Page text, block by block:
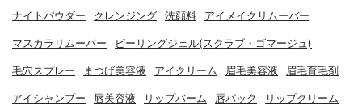
ナイトパウダー クレンジング 洗顔料 アイメイクリムーバー
マスカラリムーバー ピーリングジェル(スクラブ・ゴマージュ)
毛穴スプレー まつげ美容液 アイクリーム 眉毛美容液 眉毛育毛剤
アイシャンプー 唇美容液 リップバーム 唇パック リップクリーム